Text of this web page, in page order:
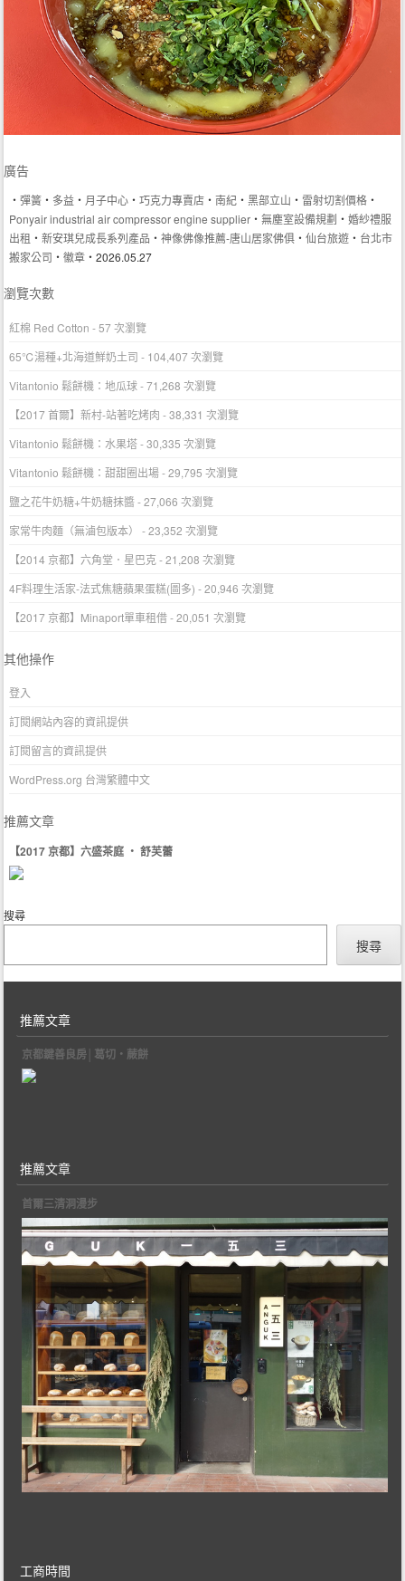
廣告
‧彈簧 ‧ 多益 ‧ 月子中心 ‧巧克力專賣店 ‧南紀 ‧黑部立山 ‧ 雷射切割價格 ‧
Ponyair industrial air compressor engine supplier ‧無塵室設備規劃 ‧婚紗禮服
出租 ‧新安琪兒成長系列產品 ‧神像佛像推薦-唐山居家佛俱 ‧仙台旅遊 ‧ 台北市
搬家公司 ‧徽章 ‧2026.05.27
瀏覽次數
紅棉 Red Cotton - 57 次瀏覽
65℃湯種+北海道鮮奶土司 - 104,407 次瀏覽
Vitantonio 鬆餅機：地瓜球- 71,268 次瀏覽
【2017 首爾】新村-站著吃烤肉 - 38,331 次瀏覽
Vitantonio 鬆餅機：水果塔- 30,335 次瀏覽
Vitantonio 鬆餅機：甜甜圈出場- 29,795 次瀏覽
鹽之花牛奶糖+牛奶糖抹醬- 27,066 次瀏覽
家常牛肉麵（無滷包版本）
- 23,352 次瀏覽
【2014 京都】六角堂．星巴克- 21,208 次瀏覽
4F料理生活家-法式焦糖蘋果蛋糕(圖多) - 20,946 次瀏覽
【2017 京都】Minaport單車租借- 20,051 次瀏覽
其他操作
登入
訂閱網站內容的資訊提供
訂閱留言的資訊提供
WordPress.org 台灣繁體中文
推薦文章
【2017 京都】六盛茶庭 ‧ 舒芙蕾
搜尋
搜尋
推薦文章
京都鍵善良房│葛切‧蕨餅
推薦文章
首爾三清洞漫步
工商時間